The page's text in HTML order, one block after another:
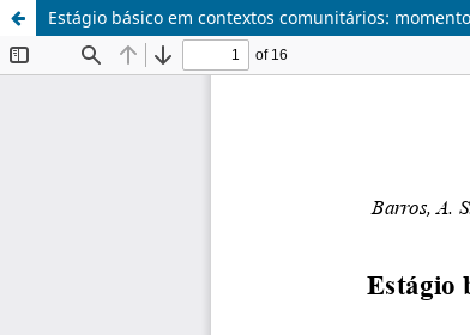
Estágio básico em contextos comunitários: